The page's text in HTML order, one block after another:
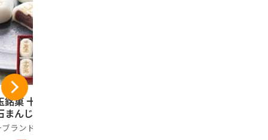
銘菓 十万石 十
まんじゅう (10)
ランド品